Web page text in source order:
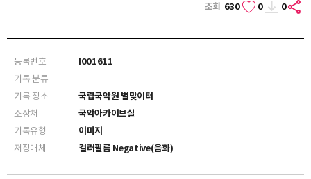
조회 630 0 0
등록번호
I001611
기록 분류
기록 장소
국립국악원 별맞이터
소장처
국악아카이브실
기록유형
이미지
저장매체
컬러필름 Negative(음화)